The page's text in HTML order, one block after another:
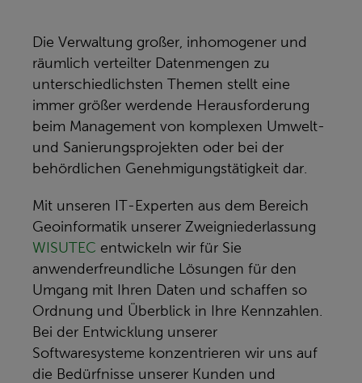
Die Verwaltung großer, inhomogener und
räumlich verteilter Datenmengen zu
unterschiedlichsten Themen stellt eine
immer größer werdende Herausforderung
beim Management von komplexen Umwelt-
und Sanierungsprojekten oder bei der
behördlichen Genehmigungstätigkeit dar.
Mit unseren IT-Experten aus dem Bereich
Geoinformatik unserer Zweigniederlassung
WISUTEC entwickeln wir für Sie
anwenderfreundliche Lösungen für den
Umgang mit Ihren Daten und schaffen so
Ordnung und Überblick in Ihre Kennzahlen.
Bei der Entwicklung unserer
Softwaresysteme konzentrieren wir uns auf
die Bedürfnisse unserer Kunden und